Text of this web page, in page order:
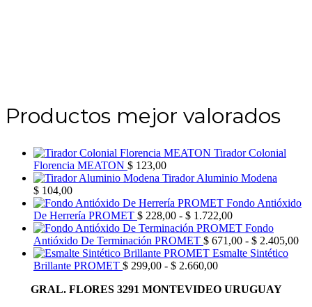
Productos mejor valorados
Tirador Colonial
Florencia MEATON $ 123,00
Tirador Aluminio Modena
$ 104,00
Fondo Antióxido
De Herrería PROMET $ 228,00 - $ 1.722,00Rango
de
precios:
desde
$ 1.722,00
Fondo
Antióxido De Terminación PROMET $ 671,00 - $ 2.405,00
Esmalte Sintético
Brillante PROMET $ 299,00 - $ 2.660,00Rango
precios:
GRAL. FLORES 3291 MONTEVIDEO URUGUAY